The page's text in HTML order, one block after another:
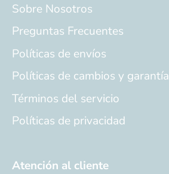
Sobre Nosotros
Preguntas Frecuentes
Políticas de envíos
Políticas de cambios y garantía
Términos del servicio
Políticas de privacidad
Atención al cliente